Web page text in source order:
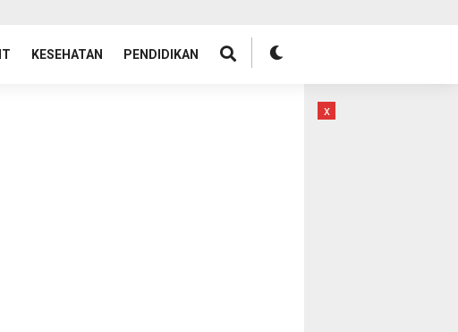
KESEHATAN PENDIDIKAN
x